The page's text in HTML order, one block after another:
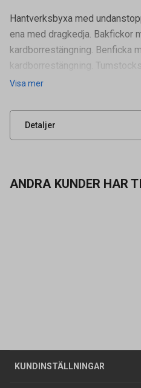
Hantverksbyxa med
ena med dragkedja. Bakfickor
kardborrestängning. Benficka
kardborrestängning.
Förstärkning i hängfickor,
Visa mer
Detaljer
Artikelnummer
Leverantörens
UNSPSC
ANDRA KUNDER HAR
KUNDINSTÄLLNINGAR
Företagskund / Privatkund
Allmänna försäljningsvillkor
Butiker
Om oss